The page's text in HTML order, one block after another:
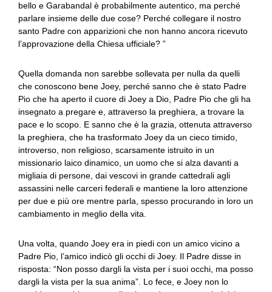
bello e Garabandal è probabilmente autentico, ma perché
parlare insieme delle due cose? Perché collegare il nostro
santo Padre con apparizioni che non hanno ancora ricevuto
l’approvazione della Chiesa ufficiale? ”
Quella domanda non sarebbe sollevata per nulla da quelli
che conoscono bene Joey, perché sanno che è stato Padre
Pio che ha aperto il cuore di Joey a Dio, Padre Pio che gli ha
insegnato a pregare e, attraverso la preghiera, a trovare la
pace e lo scopo. E sanno che è la grazia, ottenuta attraverso
la preghiera, che ha trasformato Joey da un cieco timido,
introverso, non religioso, scarsamente istruito in un
missionario laico dinamico, un uomo che si alza davanti a
migliaia di persone, dai vescovi in grande cattedrali agli
assassini nelle carceri federali e mantiene la loro attenzione
per due e più ore mentre parla, spesso procurando in loro un
cambiamento in meglio della vita.
Una volta, quando Joey era in piedi con un amico vicino a
Padre Pio, l’amico indicò gli occhi di Joey. Il Padre disse in
risposta: “Non posso dargli la vista per i suoi occhi, ma posso
dargli la vista per la sua anima”. Lo fece, e Joey non lo